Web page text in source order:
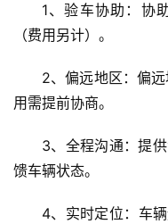
1、验车协助：协
（费用另计）。
2、偏远地区：偏
用需提前协商。
3、全程沟通：提
馈车辆状态。
4、实时定位：车